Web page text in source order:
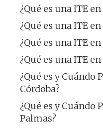
¿Qué es una ITE
¿Qué es una ITE en
¿Qué es una ITE en
¿Qué es una ITE
¿Qué es y Cuándo
Córdoba?
¿Qué es y Cuándo
Palmas?